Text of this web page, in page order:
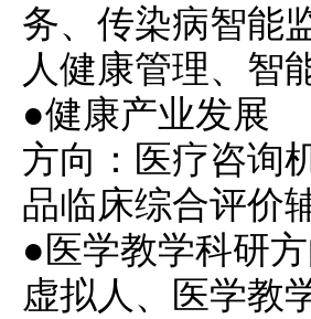
务、传染病智能
人健康管理、智
●健康产业发展
方向：医疗咨询
品临床综合评价
●医学教学科研
虚拟人、医学教